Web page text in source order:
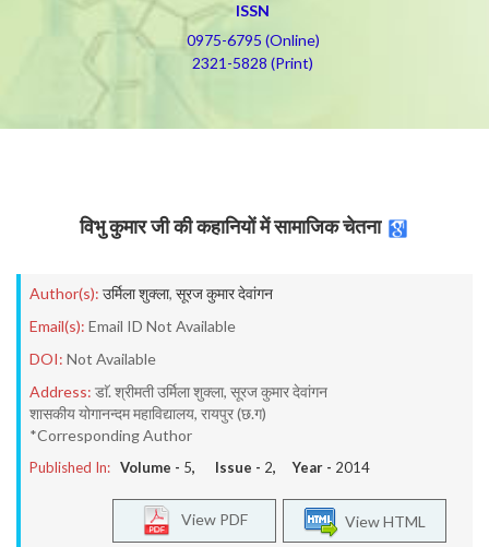
ISSN
0975-6795 (Online)
2321-5828 (Print)
विभु कुमार जी की कहानियों में सामाजिक चेतना
Author(s): उर्मिला शुक्ला, सूरज कुमार देवांगन
Email(s): Email ID Not Available
DOI: Not Available
Address: डाॅ. श्रीमती उर्मिला शुक्ला, सूरज कुमार देवांगन
शासकीय योगानन्दम महाविद्यालय, रायपुर (छ.ग)
*Corresponding Author
Published In: Volume - 5, Issue - 2, Year - 2014
View HTML
View PDF